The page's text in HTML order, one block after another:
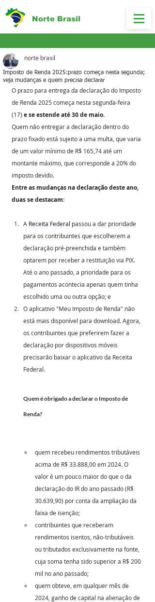
Norte Brasil
Imposto de Renda 2025:prazo começa nesta segunda;
veja mudanças e quem precisa declarar
norte brasil
O prazo para entrega da declaração do Imposto
de Renda 2025 começa nesta segunda-feira
(17) e se estende até 30 de maio.
Quem não entregar a declaração dentro do
prazo fixado está sujeito a uma multa, que varia
de um valor mínimo de R$ 165,74 até um
montante máximo, que corresponde a 20% do
imposto devido.
Entre as mudanças na declaração deste ano,
duas se destacam:
A Receita Federal passou a dar prioridade
para os contribuintes que escolherem a
declaração pré-preenchida e também
optarem por receber a restituição via PIX.
Até o ano passado, a prioridade para os
pagamentos acontecia apenas quem tinha
escolhido uma ou outra opção; e
O aplicativo "Meu Imposto de Renda" não
está mais disponível para download. Agora,
os contribuintes que preferirem fazer a
declaração por dispositivos móveis
precisarão baixar o aplicativo da Receita
Federal.
Quem é obrigado a declarar o Imposto de
Renda?
quem recebeu rendimentos tributáveis
acima de R$ 33.888,00 em 2024. O
valor é um pouco maior do que o da
declaração do IR do ano passado (R$
30.639,90) por conta da ampliação da
faixa de isenção;
contribuintes que receberam
rendimentos isentos, não-tributáveis
ou tributados exclusivamente na fonte,
cuja soma tenha sido superior a R$ 200
mil no ano passado;
quem obteve, em qualquer mês de
2024, ganho de capital na alienação de